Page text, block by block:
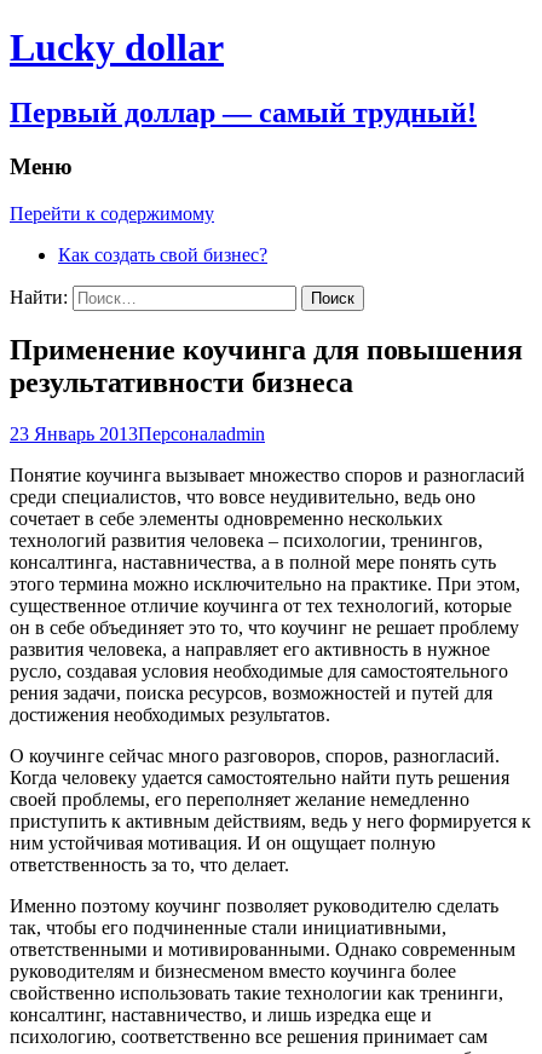
Lucky dollar
Первый доллар — самый трудный!
Меню
Перейти к содержимому
Как создать свой бизнес?
Найти:
Применение коучинга для повышения
результативности бизнеса
23 Январь 2013Персоналadmin
Понятие коучинга вызывает множество споров и разногласий
среди специалистов, что вовсе неудивительно, ведь оно
сочетает в себе элементы одновременно нескольких
технологий развития человека – психологии, тренингов,
консалтинга, наставничества, а в полной мере понять суть
этого термина можно исключительно на практике. При этом,
существенное отличие коучинга от тех технологий, которые
он в себе объединяет это то, что коучинг не решает проблему
развития человека, а направляет его активность в нужное
русло, создавая условия необходимые для самостоятельного
рения задачи, поиска ресурсов, возможностей и путей для
достижения необходимых результатов.
О коучинге сейчас много разговоров, споров, разногласий.
Когда человеку удается самостоятельно найти путь решения
своей проблемы, его переполняет желание немедленно
приступить к активным действиям, ведь у него формируется к
ним устойчивая мотивация. И он ощущает полную
ответственность за то, что делает.
Именно поэтому коучинг позволяет руководителю сделать
так, чтобы его подчиненные стали инициативными,
ответственными и мотивированными. Однако современным
руководителям и бизнесменом вместо коучинга более
свойственно использовать такие технологии как тренинги,
консалтинг, наставничество, и лишь изредка еще и
психологию, соответственно все решения принимает сам